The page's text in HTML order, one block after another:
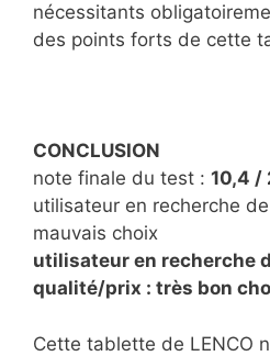
nécessitants
des points forts de cette
CONCLUSION
note finale du test : 10,4 /
utilisateur en recherche
mauvais choix
utilisateur en recherche
qualité/prix : très bon
Cette tablette de LENCO